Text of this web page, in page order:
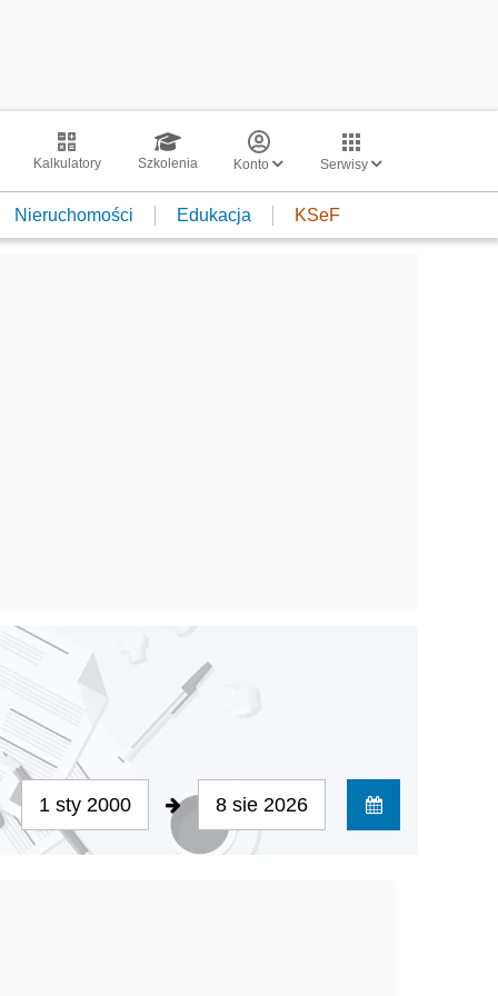
Kalkulatory Szkolenia Konto Serwisy
Nieruchomości Edukacja KSeF
1 sty 2000 8 sie 2026